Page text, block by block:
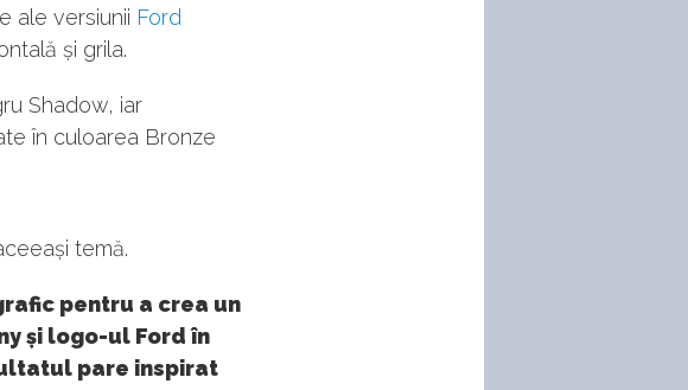
ale versiunii Ford
și grila.
Shadow, iar
în culoarea Bronze
temă.
pentru a crea un
și logo-ul Ford în
pare inspirat